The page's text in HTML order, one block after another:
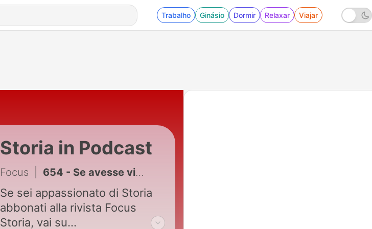
Trabalho Ginásio Dormir Relaxar Viajar
Storia in Podcast
Focus 654 - Se avesse vinto la monarchia
Se sei appassionato di Storia
abbonati alla rivista Focus
Storia, vai su